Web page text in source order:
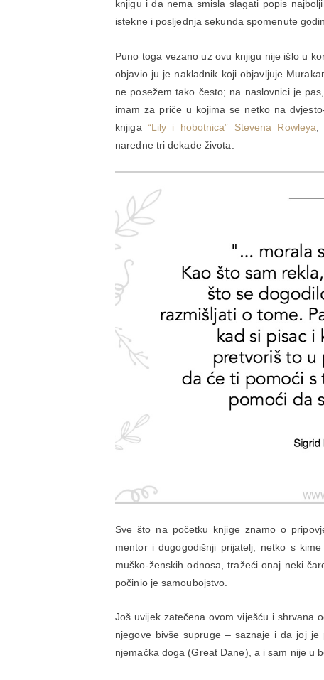
knjigu i da nema smisla slagati popis
istekne i posljednja sekunda spomenute
Puno toga vezano uz ovu knjigu nije išlo u
objavio ju je nakladnik koji objavljuje
ne posežem tako često; na naslovnici je
imam za priče u kojima se netko na
knjiga “Lily i hobotnica” Stevena Rowleya
naredne tri dekade života.
Sve što na početku knjige znamo o
mentor i dugogodišnji prijatelj, netko s
muško-ženskih odnosa, tražeći onaj neki
počinio je samoubojstvo.
Još uvijek zatečena ovom viješću i shrvana
njegove bivše supruge – saznaje i da joj
njemačka doga (Great Dane), a i sam nije u